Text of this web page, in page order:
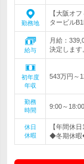
勤務地
【大阪オ
タービル
給与
月給：
決定しま
初年度
年収
543万円～
勤務
時間
9:00～
休日
休暇
【年間休
◆冬期休暇